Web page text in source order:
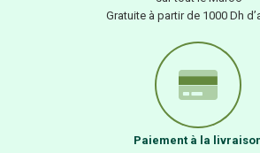
Gratuite à partir de 1000 Dh
Paiement à la